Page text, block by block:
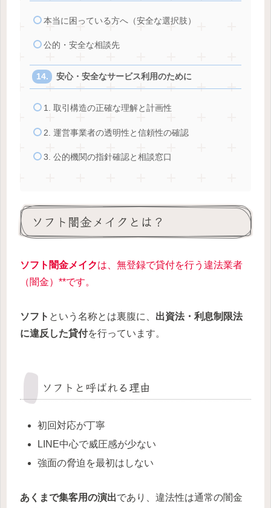
本当に困っている方へ（安全な選択肢）
公的・安全な相談先
安心・安全なサービス利用のために
1. 取引構造の正確な理解と計画性
2. 運営事業者の透明性と信頼性の確認
3. 公的機関の指針確認と相談窓口
ソフト闇金メイクとは？
ソフト闇金メイクは、無登録で貸付を行う違法業者
（闇金）**です。
ソフト という名称とは裏腹に、 出資法・利息制限法
に違反した貸付を行っています。
ソフトと呼ばれる理由
初回対応が丁寧
LINE中心で威圧感が少ない
強面の脅迫を最初はしない
あくまで集客用の演出であり、違法性は通常の闇金